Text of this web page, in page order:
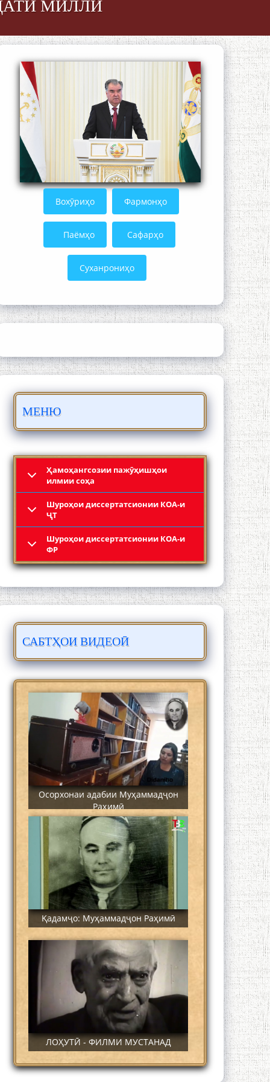
МИЛЛӢ
Вохӯриҳо Фармонҳо
Паёмҳо Сафарҳо
Суханрониҳо
МЕНЮ
Ҳамоҳангсозии пажӯҳишҳои
илмии соҳа
Шyроҳои диссертатсионии КОА-и
ҶТ
Шyроҳои диссертатсионии КОА-и
ФР
САБТҲОИ ВИДЕОӢ
Устод Мумин Қаноат (Ustod Mumin
Qanoat) and Master Mehryar
Mehrafarin about the conflict of the
name of the Persian Gulf
Сайри Дарвоз бо Мӯъмин Қаноат:
Чанор ҳам "гап" мезанад
МАОРИФИ КИШВАР АЗ ҶОНИБИ
ОЛИМОНИ АКАДЕМИЯИ МИЛЛИИ
ОСОРХОНАИ МӮЪМИН ҚАНОАТ
Кадамчо Худои Шарифзода
Сайре дар Осорхона Муҳаммадҷон
Раҳимӣ
Осорхонаи адабии Муҳаммадҷон
Раҳимӣ
Қадамҷо: Муҳаммадҷон Раҳимӣ
ЛОҲУТӢ - ФИЛМИ МУСТАНАД